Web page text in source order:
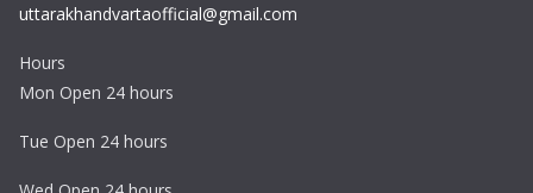
uttarakhandvartaofficial@gmail.com
Hours
Mon Open 24 hours
Tue Open 24 hours